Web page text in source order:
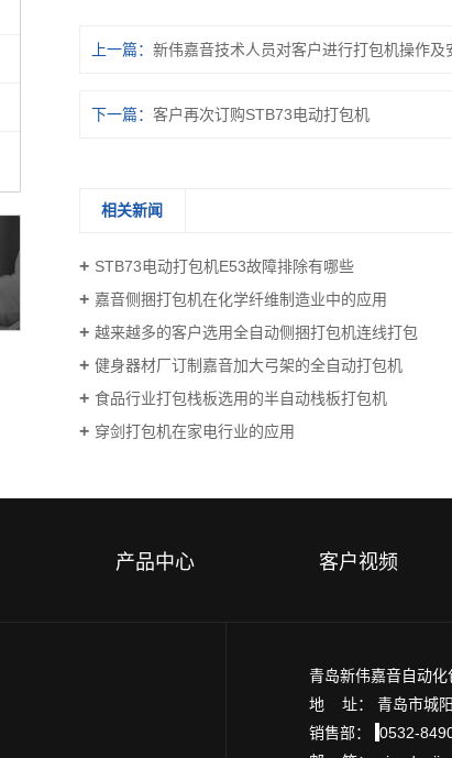
上一篇： 新伟嘉音技术人员对客户进行打包机操作及
下一篇： 客户再次订购STB73电动打包机
相关新闻
STB73电动打包机E53故障排除有哪些
嘉音侧捆打包机在化学纤维制造业中的应用
越来越多的客户选用全自动侧捆打包机连线打包
健身器材厂订制嘉音加大弓架的全自动打包机
食品行业打包栈板选用的半自动栈板打包机
穿剑打包机在家电行业的应用
产品中心 客户视频
青岛新伟嘉音自动化
地 址： 青岛市城
销售部：
0532-